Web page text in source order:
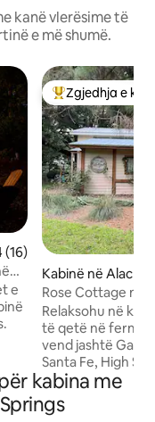
kanë vlerësime të
e më shumë.
mesatar 4,94 nga 5,
(16)
e
Më të mirat e
Zgjedhja e
Kabinë në
Rose Cottage në
Relaksohu në
të qetë në
vend jashtë
Santa Fe, High
kompakte ka një
plotë, krevat
dyfishtë,
kabina me